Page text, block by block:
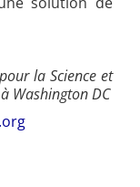
la Science et
Washington DC